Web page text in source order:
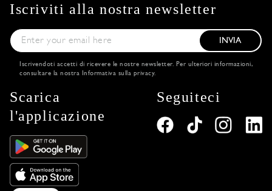
Iscriviti alla nostra newsletter
INVIA
Iscrivendoti accetti di ricevere le nostre newsletter. Per ulteriori informazioni,
consultare la nostra
Informativa sulla privacy.
Scarica
l'applicazione
Seguiteci